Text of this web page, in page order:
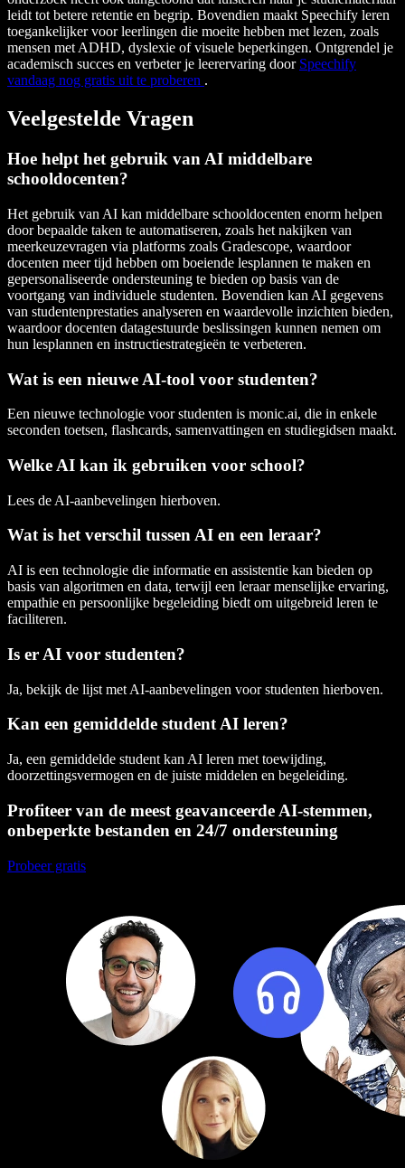
leidt tot betere retentie en begrip. Bovendien maakt Speechify leren
toegankelijker voor leerlingen die moeite hebben met lezen, zoals
mensen met ADHD, dyslexie of visuele beperkingen. Ontgrendel je
academisch succes en verbeter je leerervaring door Speechify
vandaag nog gratis uit te proberen .
Veelgestelde Vragen
Hoe helpt het gebruik van AI middelbare
schooldocenten?
Het gebruik van AI kan middelbare schooldocenten enorm helpen
door bepaalde taken te automatiseren, zoals het nakijken van
meerkeuzevragen via platforms zoals Gradescope, waardoor
docenten meer tijd hebben om boeiende lesplannen te maken en
gepersonaliseerde ondersteuning te bieden op basis van de
voortgang van individuele studenten. Bovendien kan AI gegevens
van studentenprestaties analyseren en waardevolle inzichten bieden,
waardoor docenten datagestuurde beslissingen kunnen nemen om
hun lesplannen en instructiestrategieën te verbeteren.
Wat is een nieuwe AI-tool voor studenten?
Een nieuwe technologie voor studenten is monic.ai, die in enkele
seconden toetsen, flashcards, samenvattingen en studiegidsen maakt.
Welke AI kan ik gebruiken voor school?
Lees de AI-aanbevelingen hierboven.
Wat is het verschil tussen AI en een leraar?
AI is een technologie die informatie en assistentie kan bieden op
basis van algoritmen en data, terwijl een leraar menselijke ervaring,
empathie en persoonlijke begeleiding biedt om uitgebreid leren te
faciliteren.
Is er AI voor studenten?
Ja, bekijk de lijst met AI-aanbevelingen voor studenten hierboven.
Kan een gemiddelde student AI leren?
Ja, een gemiddelde student kan AI leren met toewijding,
doorzettingsvermogen en de juiste middelen en begeleiding.
Profiteer van de meest geavanceerde AI-stemmen,
onbeperkte bestanden en 24/7 ondersteuning
Probeer gratis